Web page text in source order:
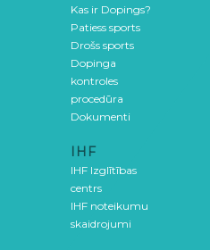
Kas ir Dopings?
Patiess sports
Drošs sports
Dopinga
kontroles
procedūra
Dokumenti
IHF
IHF Izglītības
centrs
IHF noteikumu
skaidrojumi